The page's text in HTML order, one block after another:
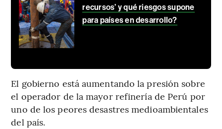
recursos’ y qué riesgos supone
para países en desarrollo?
El gobierno está aumentando la presión sobre
el operador de la mayor refinería de Perú por
uno de los peores desastres medioambientales
del país.